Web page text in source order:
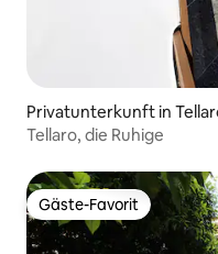
Privatunterkunft in
Tellaro, die Ruhige
Gäste-Favorit
Gäste-Favorit